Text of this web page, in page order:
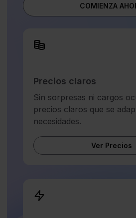
COMIENZA
Precios claros
Sin sorpresas ni cargos
precios claros que se
necesidades.
Ver Precios